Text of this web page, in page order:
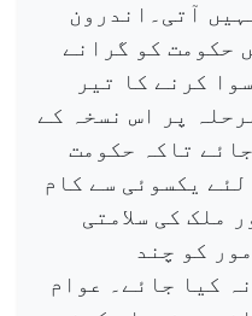
آتی۔اندرون
حکومت کو گرانے
کرنے کا تیر
پر اس نسخہ کے
تاکہ حکومت
یکسوئی سے کام
ملک کی سلامتی
کو چند
کیا جائے۔ عوام